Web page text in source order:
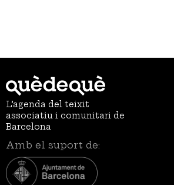
L’agenda del teixit
associatiu i comunitari de
Barcelona
Amb el suport de: